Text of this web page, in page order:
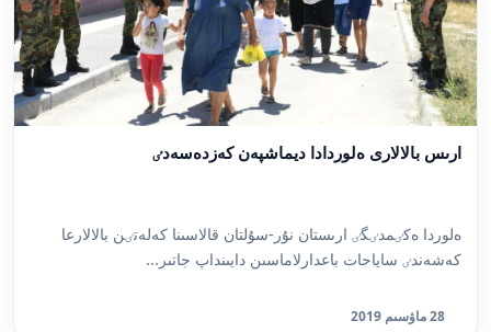
ارىس بالالارى ەلوردادا ديماشپەن كەزدەسەدٸ
ەلوردا ەكٸمدٸگٸ ارىستان نۇر-سۇلتان قالاسىنا كەلەتٸن بالالارعا
كەشەندٸ ساياحات باعدارلاماسىن دايىنداپ جاتىر...
28 ماۋسىم 2019